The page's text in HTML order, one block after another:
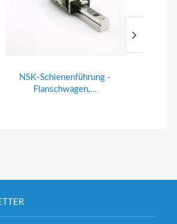
NSK-Schienenführung -
Flanschwagen,...